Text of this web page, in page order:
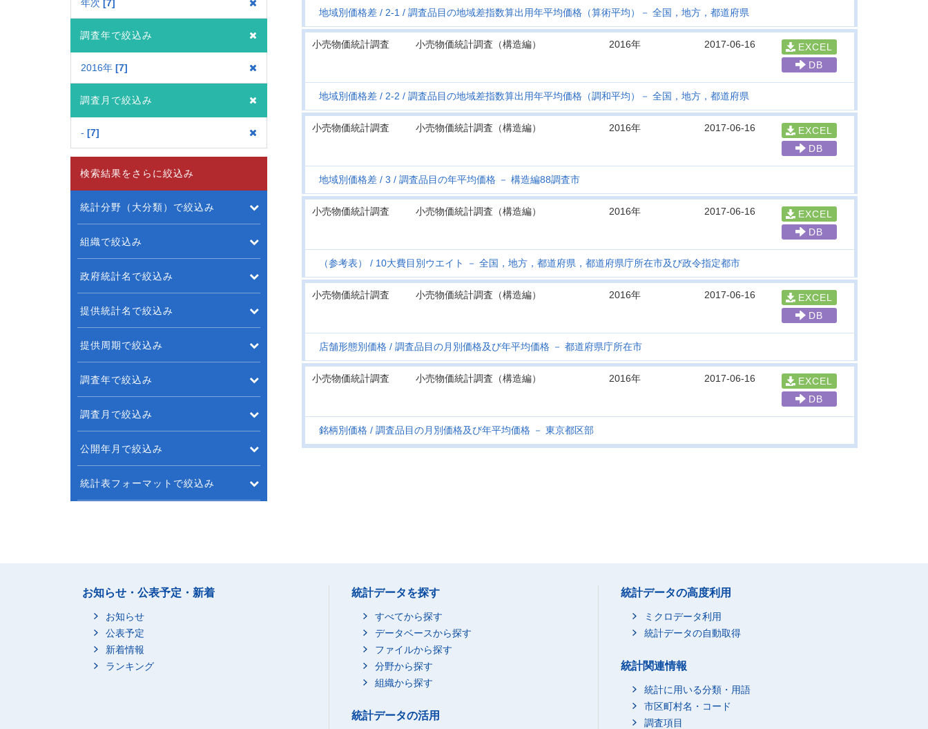
年次 7
調査年で絞込み
2016年 7
調査月で絞込み
- 7
地域別価格差 2-1 調査品目の地域差指数算出用年平均価格（算術平均）－ 全国，地方，都道府県
小売物価統計調査 小売物価統計調査（構造編） 2016年 2017-06-16
EXCEL
DB
地域別価格差 2-2 調査品目の地域差指数算出用年平均価格（調和平均）－ 全国，地方，都道府県
小売物価統計調査 小売物価統計調査（構造編） 2016年 2017-06-16
EXCEL
DB
地域別価格差 3 調査品目の年平均価格 － 構造編88調査市
小売物価統計調査 小売物価統計調査（構造編） 2016年 2017-06-16
EXCEL
DB
（参考表） 10大費目別ウエイト － 全国，地方，都道府県，都道府県庁所在市及び政令指定都市
小売物価統計調査 小売物価統計調査（構造編） 2016年 2017-06-16
EXCEL
DB
店舗形態別価格 調査品目の月別価格及び年平均価格 － 都道府県庁所在市
小売物価統計調査 小売物価統計調査（構造編） 2016年 2017-06-16
EXCEL
DB
銘柄別価格 調査品目の月別価格及び年平均価格 － 東京都区部
検索結果をさらに絞込み
統計分野（大分類）で絞込み
組織で絞込み
政府統計名で絞込み
提供統計名で絞込み
提供周期で絞込み
調査年で絞込み
調査月で絞込み
公開年月で絞込み
統計表フォーマットで絞込み
お知らせ・公表予定・新着
お知らせ
公表予定
新着情報
ランキング
統計データを探す
すべてから探す
データベースから探す
ファイルから探す
分野から探す
組織から探す
統計データの活用
統計データの高度利用
ミクロデータ利用
統計データの自動取得
統計関連情報
統計に用いる分類・用語
市区町村名・コード
調査項目